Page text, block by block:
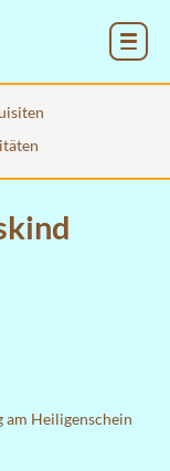
am Heiligenschein